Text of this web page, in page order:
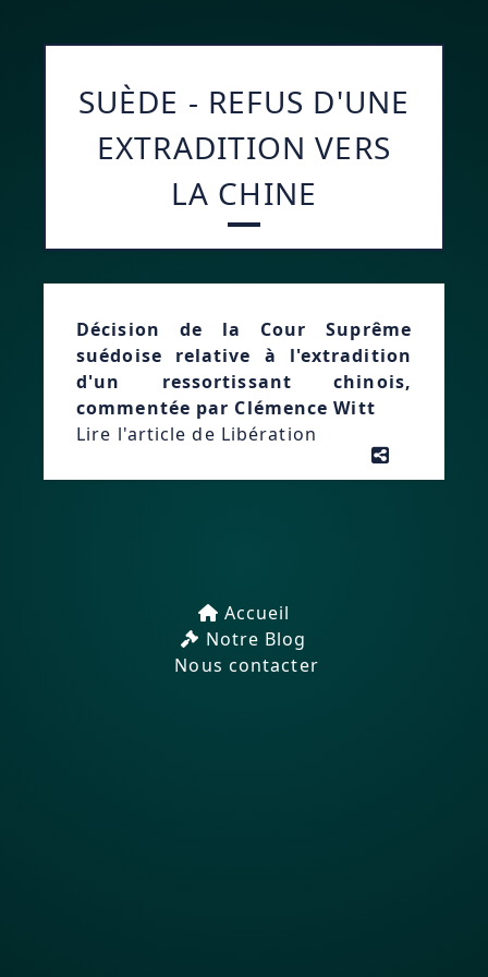
SUÈDE - REFUS D'UNE
EXTRADITION VERS
LA CHINE
Décision de la Cour Suprême
suédoise relative à l'extradition
d'un ressortissant chinois,
commentée par Clémence Witt
Lire l'article de Libération
Accueil
Notre Blog
Nous contacter